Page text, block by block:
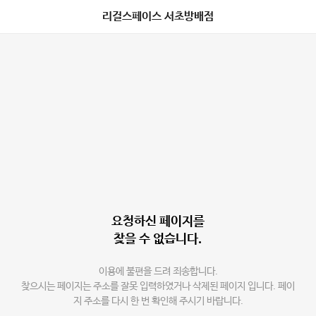
리걸스페이스 서초방배점
요청하신 페이지를
찾을 수 없습니다.
이용에 불편을 드려 죄송합니다.
찾으시는 페이지는 주소를 잘못 입력하였거나 삭제된 페이지 입니다. 페이
지 주소를 다시 한 번 확인해 주시기 바랍니다.